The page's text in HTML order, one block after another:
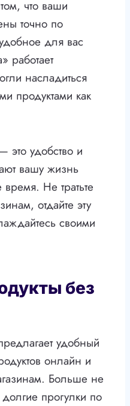
что ваши
точно по
для вас
работает
насладиться
продуктами как
это удобство и
вашу жизнь
Не тратьте
отдайте эту
своими
без
удобный
онлайн и
Больше не
прогулки по